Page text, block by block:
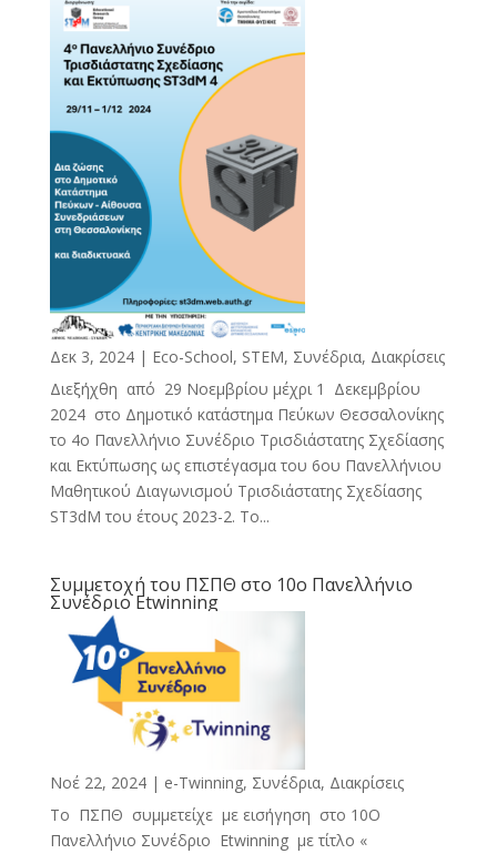
Δεκ 3, 2024| Eco-School, STEM, Συνέδρια, Διακρίσεις
Διεξήχθη από 29 Νοεμβρίου μέχρι 1 Δεκεμβρίου
2024 στο Δημοτικό κατάστημα Πεύκων Θεσσαλονίκης
το 4ο Πανελλήνιο Συνέδριο Τρισδιάστατης Σχεδίασης
και Εκτύπωσης ως επιστέγασμα του 6ου Πανελλήνιου
Μαθητικού Διαγωνισμού Τρισδιάστατης Σχεδίασης
ST3dM του έτους 2023-2. Το...
Συμμετοχή του ΠΣΠΘ στο 10ο Πανελλήνιο
Συνέδριο Etwinning
Νοέ 22, 2024| e-Twinning, Συνέδρια, Διακρίσεις
Το ΠΣΠΘ συμμετείχε με εισήγηση στο 10Ο
Πανελλήνιο Συνέδριο Etwinning με τίτλο «